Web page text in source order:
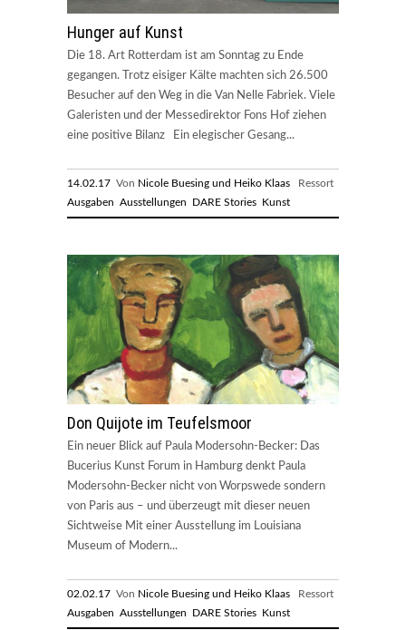
Hunger auf Kunst
Die 18. Art Rotterdam ist am Sonntag zu Ende
gegangen. Trotz eisiger Kälte machten sich 26.500
Besucher auf den Weg in die Van Nelle Fabriek. Viele
Galeristen und der Messedirektor Fons Hof ziehen
eine positive Bilanz Ein elegischer Gesang...
14.02.17 Von Nicole Buesing und Heiko Klaas Ressort
Ausgaben Ausstellungen DARE Stories Kunst
Don Quijote im Teufelsmoor
Ein neuer Blick auf Paula Modersohn-Becker: Das
Bucerius Kunst Forum in Hamburg denkt Paula
Modersohn-Becker nicht von Worpswede sondern
von Paris aus – und überzeugt mit dieser neuen
Sichtweise Mit einer Ausstellung im Louisiana
Museum of Modern...
02.02.17 Von Nicole Buesing und Heiko Klaas Ressort
Ausgaben Ausstellungen DARE Stories Kunst